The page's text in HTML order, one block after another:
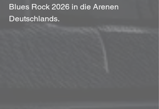
Blues Rock 2026 in die Arenen
Deutschlands.